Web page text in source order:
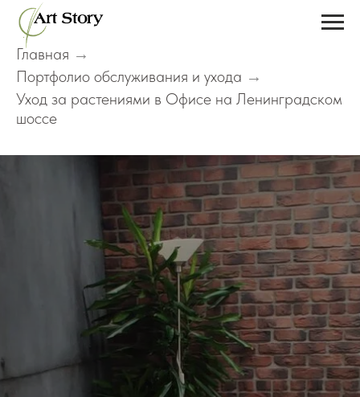
Главная →
Портфолио обслуживания и ухода →
Уход за растениями в Офисе на Ленинградском
шоссе